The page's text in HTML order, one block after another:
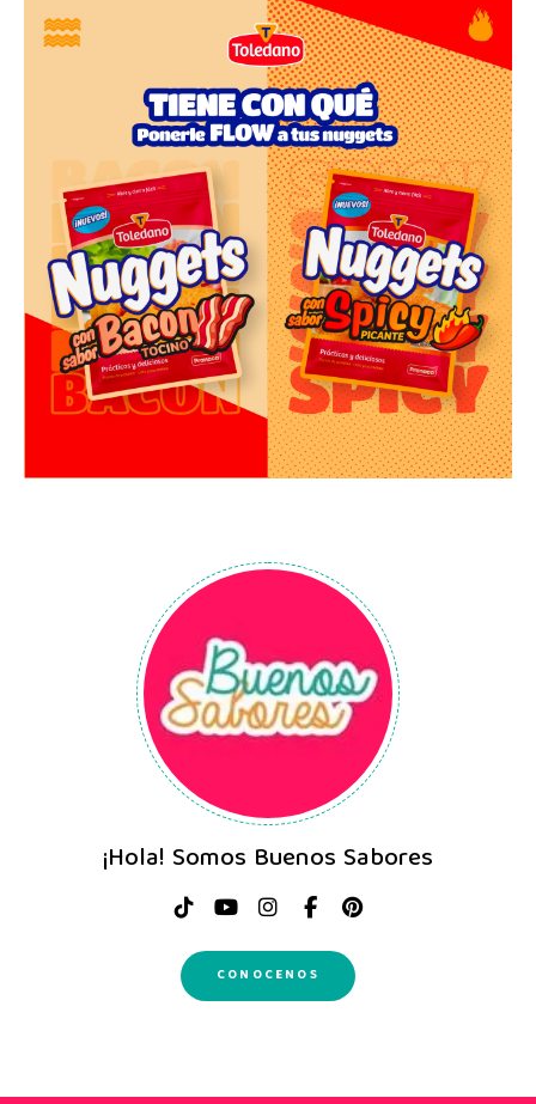
¡Hola! Somos Buenos Sabores
CONOCENOS